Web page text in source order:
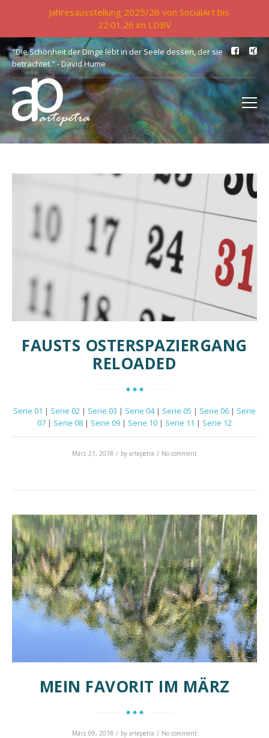
"Die Schönheit der Dinge lebt in der Seele dessen, der sie
betrachtet." - David Hume
FAUSTS OSTERSPAZIERGANG
RELOADED
Serie 01 | Serie 02 | Serie 03 | Serie 04| Serie 05 | Serie 06 | Serie
07 | Serie 08 | Serie 09 | Serie 10 | Serie 11 | Serie 12
März 21, 2018 by artepetra No comment
MEIN FAVORIT IM MÄRZ
März 09, 2018 by artepetra No comment
Jahresausstellung 2025/26 von SocialArt bis
22.01.26 im LDBV